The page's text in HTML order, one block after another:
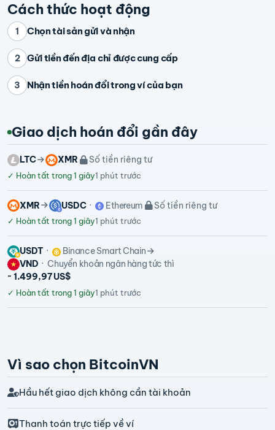
Cách thức hoạt động
1 Chọn tài sản gửi và nhận
2 Gửi tiền đến địa chỉ được cung cấp
3 Nhận tiền hoán đổi trong ví của bạn
Giao dịch hoán đổi gần đây
LTC XMR Số tiền riêng tư
✓ Hoàn tất trong 1 giây1 phút trước
XMR USDC Ethereum Số tiền riêng tư
✓ Hoàn tất trong 1 giây1 phút trước
USDT
Binance Smart Chain
VND
Chuyển khoản ngân hàng tức thì
~ 1.499,97 US$
✓ Hoàn tất trong 1 giây1 phút trước
Vì sao chọn BitcoinVN
Hầu hết giao dịch không cần tài khoản
Thanh toán trực tiếp về ví